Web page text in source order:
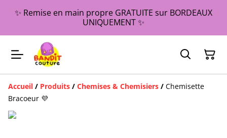
✨ Remise en main propre GRATUITE sur BORDEAUX
UNIQUEMENT ✨
Accueil / Produits / Chemises & Chemisiers / Chemisette
Bracoeur 💜